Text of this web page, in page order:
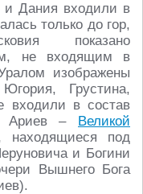
и Дания входили в
только до гор,
показано
не входящим в
изображены
Грустина,
входили в состав
Ариев – Великой
под
и Богини
Вышнего Бога